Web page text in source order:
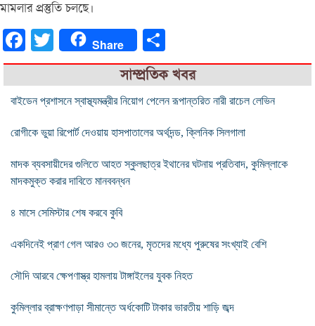
মামলার প্রস্তুতি চলছে।
FacebookTwitter Share
সাম্প্রতিক খবর
বাইডেন প্রশাসনে স্বাস্থ্যমন্ত্রীর নিয়োগ পেলেন রূপান্তরিত নারী রাচেল লেভিন
রোগীকে ভুয়া রিপোর্ট দেওয়ায় হাসপাতালের অর্থদন্ড, ক্লিনিক সিলগালা
মাদক ব্যবসায়ীদের গুলিতে আহত স্কুলছাত্র ইথানের ঘটনায় প্রতিবাদ, কুমিল্লাকে
মাদকমুক্ত করার দাবিতে মানববন্ধন
৪ মাসে সেমিস্টার শেষ করবে কুবি
একদিনেই প্রাণ গেল আরও ৩৩ জনের, মৃতদের মধ্যে পুরুষের সংখ্যাই বেশি
সৌদি আরবে ক্ষেপণাস্ত্র হামলায় টাঙ্গাইলের যুবক নিহত
কুমিল্লার ব্রাক্ষণপাড়া সীমান্তে অর্ধকোটি টাকার ভারতীয় শাড়ি জব্দ